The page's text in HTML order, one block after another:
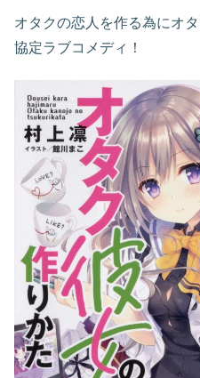
オタクの恋人を作る為にオ
協定ラブコメディ！